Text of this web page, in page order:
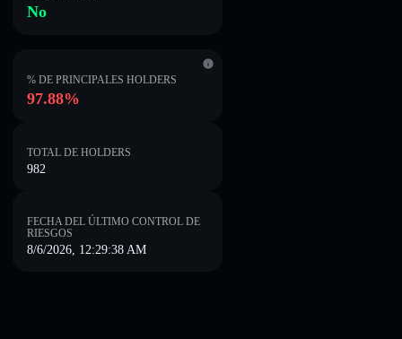
No
% DE PRINCIPALES HOLDERS
97.88%
TOTAL DE HOLDERS
982
FECHA DEL ÚLTIMO CONTROL DE
RIESGOS
8/6/2026, 12:29:38 AM